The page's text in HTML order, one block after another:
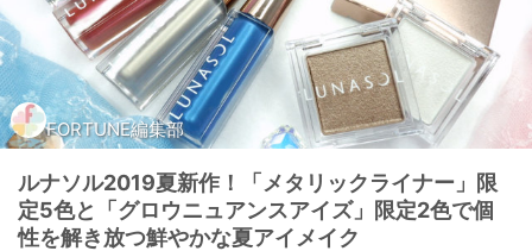
FORTUNE編集部
ルナソル2019夏新作！「メタリックライナー」限
定5色と「グロウニュアンスアイズ」限定2色で個
性を解き放つ鮮やかな夏アイメイク